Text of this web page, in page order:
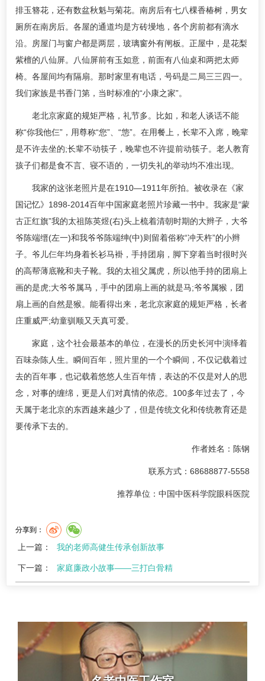
排玉簪花，还有数盆秋魁与菊花。南房后有七八棵香椿树，男女
厕所在南房后。各屋的通道均是方砖墁地，各个房前都有滴水
沿。房屋门与窗户都是两层，玻璃窗外有闸板。正屋中，是花梨
紫檀的八仙屏。八仙屏前有玉如意，前面有八仙桌和两把太师
椅。各屋间均有隔扇。那时家里有电话，号码是二局三三四一。
我们家族是书香门第，当时标准的“小康之家”。
老北京家庭的规矩严格，礼节多。比如，和老人谈话不能
称“你我他仨”，用尊称“您”、“怹”。在用餐上，长辈不入席，晚辈
是不许去坐的;长辈不动筷子，晚辈也不许提前动筷子。老人教育
孩子们都是食不言、寝不语的，一切失礼的举动均不准出现。
我家的这张老照片是在1910—1911年所拍。被收录在《家
国记忆》1898-2014百年中国家庭老照片珍藏一书中。我家是“蒙
古正红旗”我的太祖陈英煜(右)头上梳着清朝时期的大辫子，大爷
爷陈端缙(左一)和我爷爷陈端绅(中)则留着俗称“冲天杵”的小辫
子。爷儿仨年均身着长衫马褂，手持团扇，脚下穿着当时很时兴
的高帮薄底靴和夫子靴。我的太祖父属虎，所以他手持的团扇上
画的是虎;大爷爷属马，手中的团扇上画的就是马;爷爷属猴，团
扇上画的自然是猴。能看得出来，老北京家庭的规矩严格，长者
庄重威严;幼童驯顺又天真可爱。
家庭，这个社会最基本的单位，在漫长的历史长河中演绎着
百味杂陈人生。瞬间百年，照片里的一个个瞬间，不仅记载着过
去的百年事，也记载着悠悠人生百年情，表达的不仅是对人的思
念，对事的缠绵，更是人们对真情的依恋。100多年过去了，今
天属于老北京的东西越来越少了，但是传统文化和传统教育还是
要传承下去的。
作者姓名：陈钢
联系方式：68688877-5558
推荐单位：中国中医科学院眼科医院
分享到：
上一篇： 我的老师高健生传承创新故事
下一篇： 家庭廉政小故事——三打白骨精